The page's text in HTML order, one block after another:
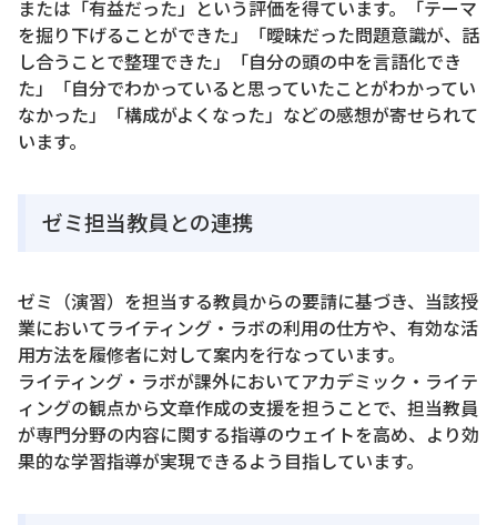
または「有益だった」という評価を得ています。「テーマ
を掘り下げることができた」「曖昧だった問題意識が、話
し合うことで整理できた」「自分の頭の中を言語化でき
た」「自分でわかっていると思っていたことがわかってい
なかった」「構成がよくなった」などの感想が寄せられて
います。
ゼミ担当教員との連携
ゼミ（演習）を担当する教員からの要請に基づき、当該授
業においてライティング・ラボの利用の仕方や、有効な活
用方法を履修者に対して案内を行なっています。
ライティング・ラボが課外においてアカデミック・ライテ
ィングの観点から文章作成の支援を担うことで、担当教員
が専門分野の内容に関する指導のウェイトを高め、より効
果的な学習指導が実現できるよう目指しています。